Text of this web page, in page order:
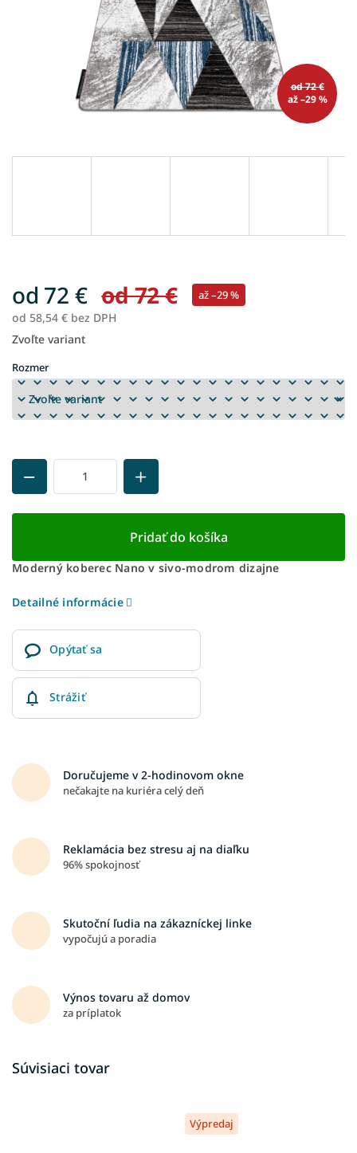
od 72 €
až –29 %
od 72 € až –29 %
od 72 €
od 58,54 € bez DPH
Jednotková
Zvoľte variant
Rozmer
Pridať do košíka
Moderný koberec Nano v sivo-modrom dizajne
Detailné informácie
Opýtať sa
Strážiť
Doručujeme v 2-hodinovom okne
nečakajte na kuriéra celý deň
Reklamácia bez stresu aj na diaľku
96% spokojnosť
Skutoční ľudia na zákazníckej linke
vypočujú a poradia
Výnos tovaru až domov
za príplatok
Súvisiaci tovar
Výpredaj